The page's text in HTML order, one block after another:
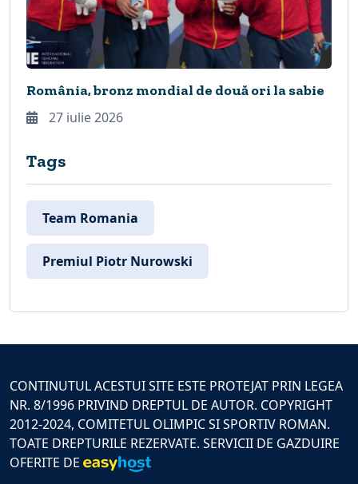
România, bronz mondial de două ori la sabie
27 iulie 2026
Tags
Team Romania
Premiul Piotr Nurowski
CONTINUTUL ACESTUI SITE ESTE PROTEJAT PRIN LEGEA
NR. 8/1996 PRIVIND DREPTUL DE AUTOR. COPYRIGHT
2012-2024, COMITETUL OLIMPIC SI SPORTIV ROMAN.
TOATE DREPTURILE REZERVATE. SERVICII DE GAZDUIRE
OFERITE DE